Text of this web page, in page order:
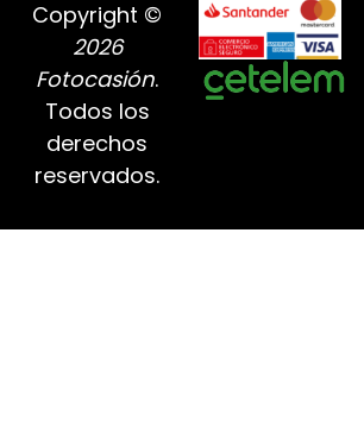
Copyright ©
2026
Fotocasión.
Todos los
derechos
reservados.